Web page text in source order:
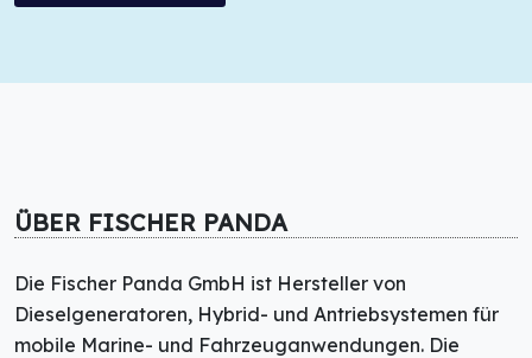
ÜBER FISCHER PANDA
Die Fischer Panda GmbH ist Hersteller von
Dieselgeneratoren, Hybrid- und Antriebsystemen für
mobile Marine- und Fahrzeuganwendungen. Die